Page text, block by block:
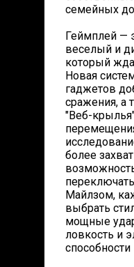
семейных
Геймплей —
веселый и
который
Новая
гаджетов
сражения, а
"Веб-
более
Майлзом,
выбрать
мощные
ловкость и